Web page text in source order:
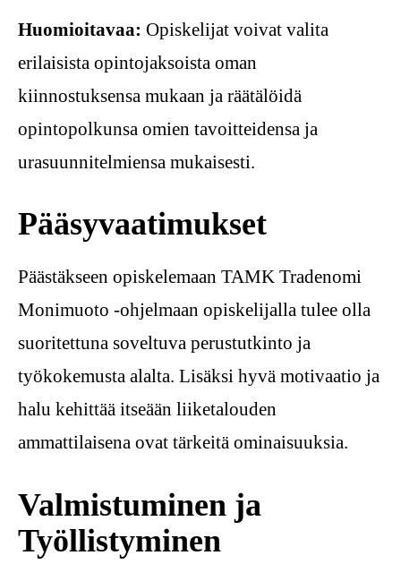
Huomioitavaa: Opiskelijat voivat valita
erilaisista opintojaksoista oman
kiinnostuksensa mukaan ja räätälöidä
opintopolkunsa omien tavoitteidensa ja
urasuunnitelmiensa mukaisesti.
Pääsyvaatimukset
Päästäkseen opiskelemaan TAMK Tradenomi
Monimuoto -ohjelmaan opiskelijalla tulee olla
suoritettuna soveltuva perustutkinto ja
työkokemusta alalta. Lisäksi hyvä motivaatio ja
halu kehittää itseään liiketalouden
ammattilaisena ovat tärkeitä ominaisuuksia.
Valmistuminen ja
Työllistyminen